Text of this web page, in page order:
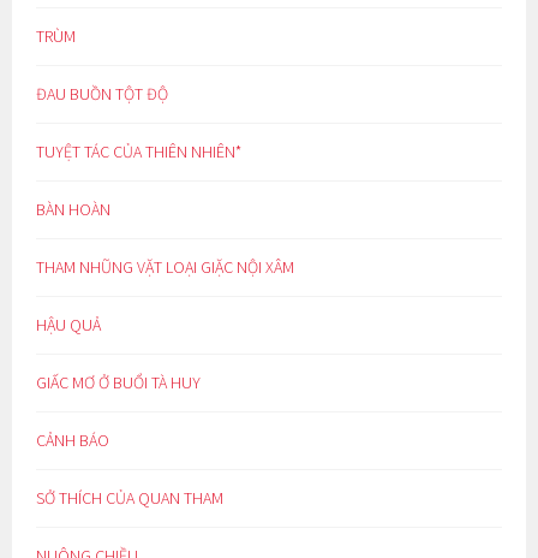
TRÙM
ĐAU BUỒN TỘT ĐỘ
TUYỆT TÁC CỦA THIÊN NHIÊN*
BÀN HOÀN
THAM NHŨNG VẶT LOẠI GIẶC NỘI XÂM
HẬU QUẢ
GIẤC MƠ Ở BUỔI TÀ HUY
CẢNH BÁO
SỞ THÍCH CỦA QUAN THAM